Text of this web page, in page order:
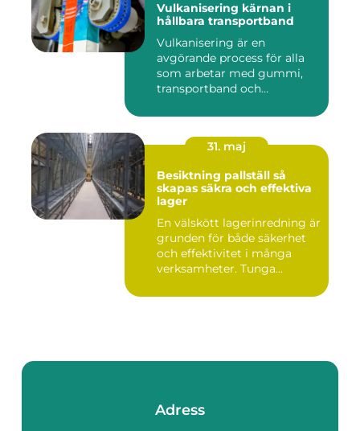
Vulkanisering kärnan i
hållbara transportband
Vulkanisering är en
avgörande process för alla
som arbetar med gummi,
transportband och
31. maj
Besiktning pallställ så
skapas säkra och effektiva
lager
En välskött lagerinredning är
grunden för både säkerhet
och effektivitet i många
verksamheter. Tunga...
Adress